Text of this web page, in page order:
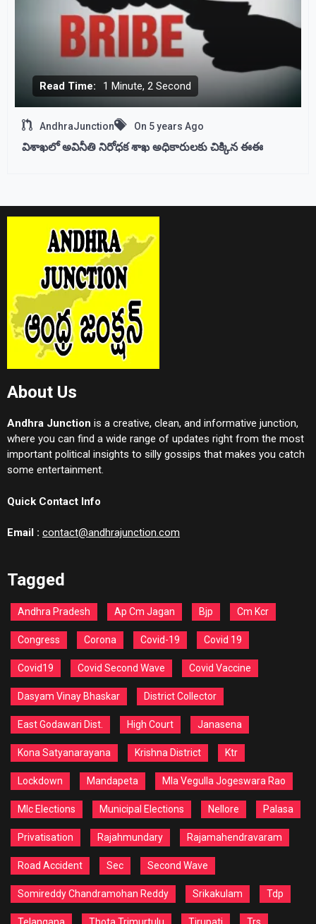
Read Time: 1 Minute, 2 Second
AndhraJunction On 5 years Ago
విశాఖలో అవినీతి నిరోధక శాఖ అధికారులకు చిక్కిన ఈఈ
About Us
Andhra Junction is a creative, clean, and informative junction,
where you can find a wide range of updates right from the most
important political insights to silly gossips that makes you catch
some entertainment.
Quick Contact Info
Email : contact@andhrajunction.com
Tagged
Andhra Pradesh Ap Cm Jagan Bjp Cm Kcr
Congress Corona Covid-19 Covid 19
Covid19 Covid Second Wave Covid Vaccine
Dasyam Vinay Bhaskar District Collector
East Godawari Dist. High Court Janasena
Kona Satyanarayana Krishna District Ktr
Lockdown Mandapeta Mla Vegulla Jogeswara Rao
Mlc Elections Municipal Elections Nellore Palasa
Privatisation Rajahmundary Rajamahendravaram
Road Accident Sec Second Wave
Somireddy Chandramohan Reddy Srikakulam Tdp